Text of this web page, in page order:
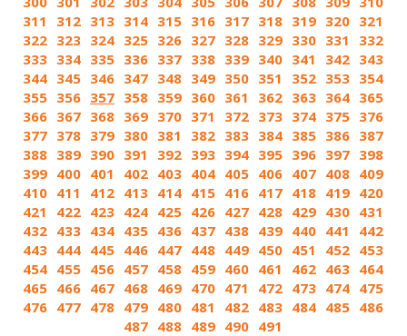
311
312 313 314 315 316 317 318 319 320 321
322 323 324 325 326 327 328 329 330 331
332
333 334 335 336 337 338 339 340 341 342 343
344 345 346 347 348 349 350 351 352 353 354
355 356 357 358 359 360 361 362 363 364 365
366 367 368 369 370 371 372 373 374 375 376
377 378 379 380 381 382 383 384 385 386 387
388 389 390 391 392 393 394 395 396 397 398
399 400 401 402 403 404 405 406 407 408 409
410 411 412 413 414 415 416 417 418 419 420
421
422 423 424 425 426 427 428 429 430 431
432 433 434 435 436 437 438 439 440 441
442
443 444 445 446 447 448 449 450 451 452 453
454 455 456 457 458 459 460 461 462 463 464
465 466 467 468 469 470 471 472 473 474 475
476 477 478 479 480 481 482 483 484 485 486
487 488 489 490 491